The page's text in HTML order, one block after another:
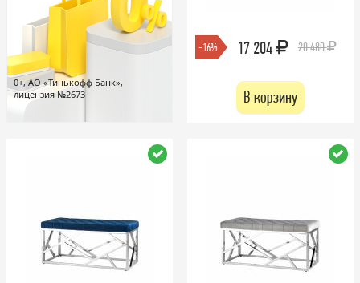
0+, АО «Тинькофф Банк»,
лицензия №2673
-16% 17 204 20 480
В корзину